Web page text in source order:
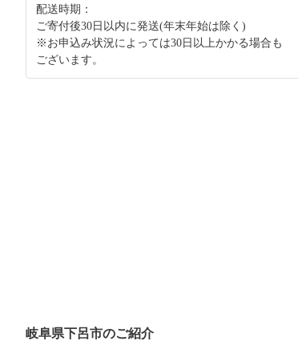
配送時期：
ご寄付後30日以内に発送(年末年始は除く)
※お申込み状況によっては30日以上かかる場合も
ございます。
岐阜県下呂市のご紹介